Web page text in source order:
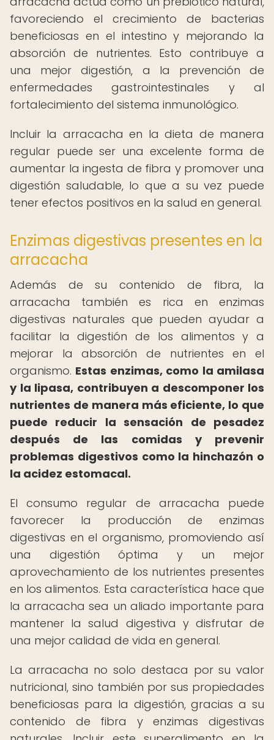
favoreciendo el crecimiento de bacterias
beneficiosas en el intestino y mejorando la
absorción de nutrientes. Esto contribuye a
una mejor digestión, a la prevención de
enfermedades gastrointestinales y al
fortalecimiento del sistema inmunológico.
Incluir la arracacha en la dieta de manera
regular puede ser una excelente forma de
aumentar la ingesta de fibra y promover una
digestión saludable, lo que a su vez puede
tener efectos positivos en la salud en general.
Enzimas digestivas presentes en la
arracacha
Además de su contenido de fibra, la
arracacha también es rica en enzimas
digestivas naturales que pueden ayudar a
facilitar la digestión de los alimentos y a
mejorar la absorción de nutrientes en el
organismo. Estas enzimas, como la amilasa
y la lipasa, contribuyen a descomponer los
nutrientes de manera más eficiente, lo que
puede reducir la sensación de pesadez
después de las comidas y prevenir
problemas digestivos como la hinchazón o
la acidez estomacal.
El consumo regular de arracacha puede
favorecer la producción de enzimas
digestivas en el organismo, promoviendo así
una digestión óptima y un mejor
aprovechamiento de los nutrientes presentes
en los alimentos. Esta característica hace que
la arracacha sea un aliado importante para
mantener la salud digestiva y disfrutar de
una mejor calidad de vida en general.
La arracacha no solo destaca por su valor
nutricional, sino también por sus propiedades
beneficiosas para la digestión, gracias a su
contenido de fibra y enzimas digestivas